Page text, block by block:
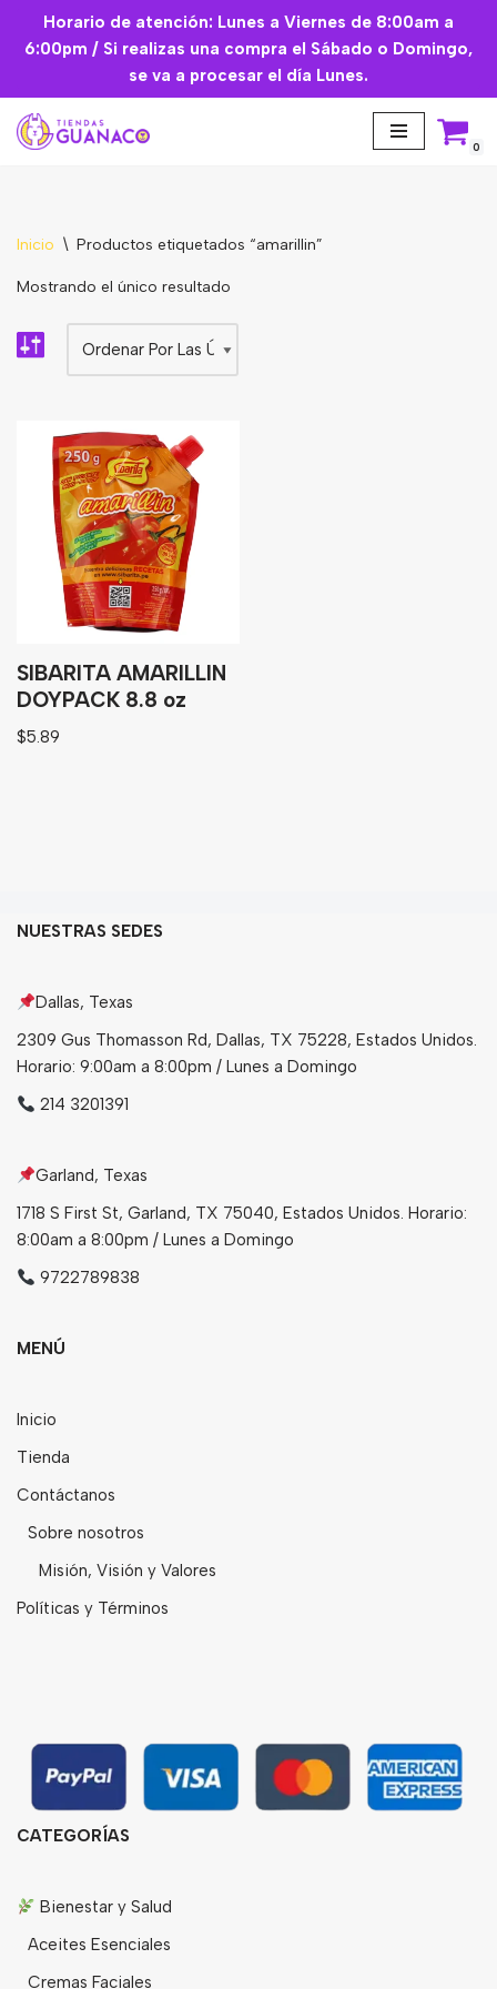
Saltar
contenido
Horario de atención: Lunes a Viernes de 8:00am a
6:00pm / Si realizas una compra el Sábado o Domingo,
se va a procesar el día Lunes.
0
Mascarilla facial
Básicos de Cocina
Granos
Harinas
Edulcorante
Enlatados
Sopas
Bebidas
Tés
Inicio \ Productos etiquetados “amarillin”
Mostrando el único resultado
SIBARITA AMARILLIN
DOYPACK 8.8 oz
$5.89
NUESTRAS SEDES
Dallas, Texas
2309 Gus Thomasson Rd, Dallas, TX 75228, Estados Unidos.
Horario: 9:00am a 8:00pm / Lunes a Domingo
214 3201391
Garland, Texas
1718 S First St, Garland, TX 75040, Estados Unidos. Horario:
8:00am a 8:00pm / Lunes a Domingo
9722789838
MENÚ
Inicio
Tienda
Contáctanos
Sobre nosotros
Misión, Visión y Valores
Políticas y Términos
CATEGORÍAS
Bienestar y Salud
Aceites Esenciales
Cremas Faciales